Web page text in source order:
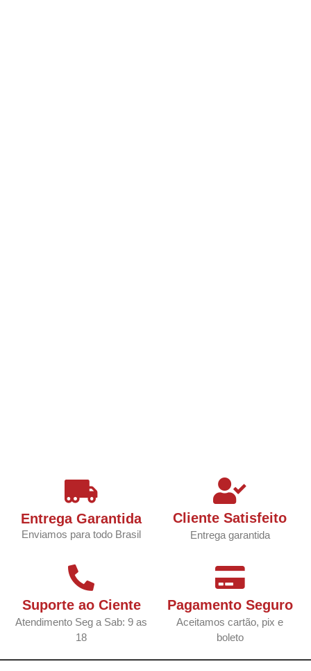
Entrega Garantida
Enviamos para todo Brasil
Cliente Satisfeito
Entrega garantida
Suporte ao Ciente
Atendimento Seg a Sab: 9 as
18
Pagamento Seguro
Aceitamos cartão, pix e
boleto